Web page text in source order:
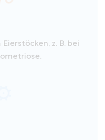
z. B. bei